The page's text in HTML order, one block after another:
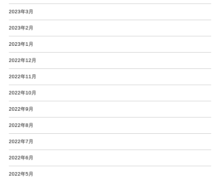
2023年3月
2023年2月
2023年1月
2022年12月
2022年11月
2022年10月
2022年9月
2022年8月
2022年7月
2022年6月
2022年5月